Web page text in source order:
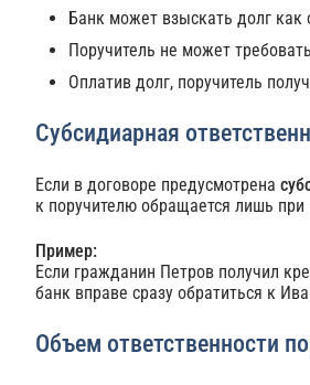
Банк может взыскать долг как
Поручитель не может
Оплатив долг, поручитель
Субсидиарная
Если в договоре предусмотрена
к поручителю обращается лишь
Пример:
Если гражданин Петров получил
банк вправе сразу обратиться к
Объем ответственности